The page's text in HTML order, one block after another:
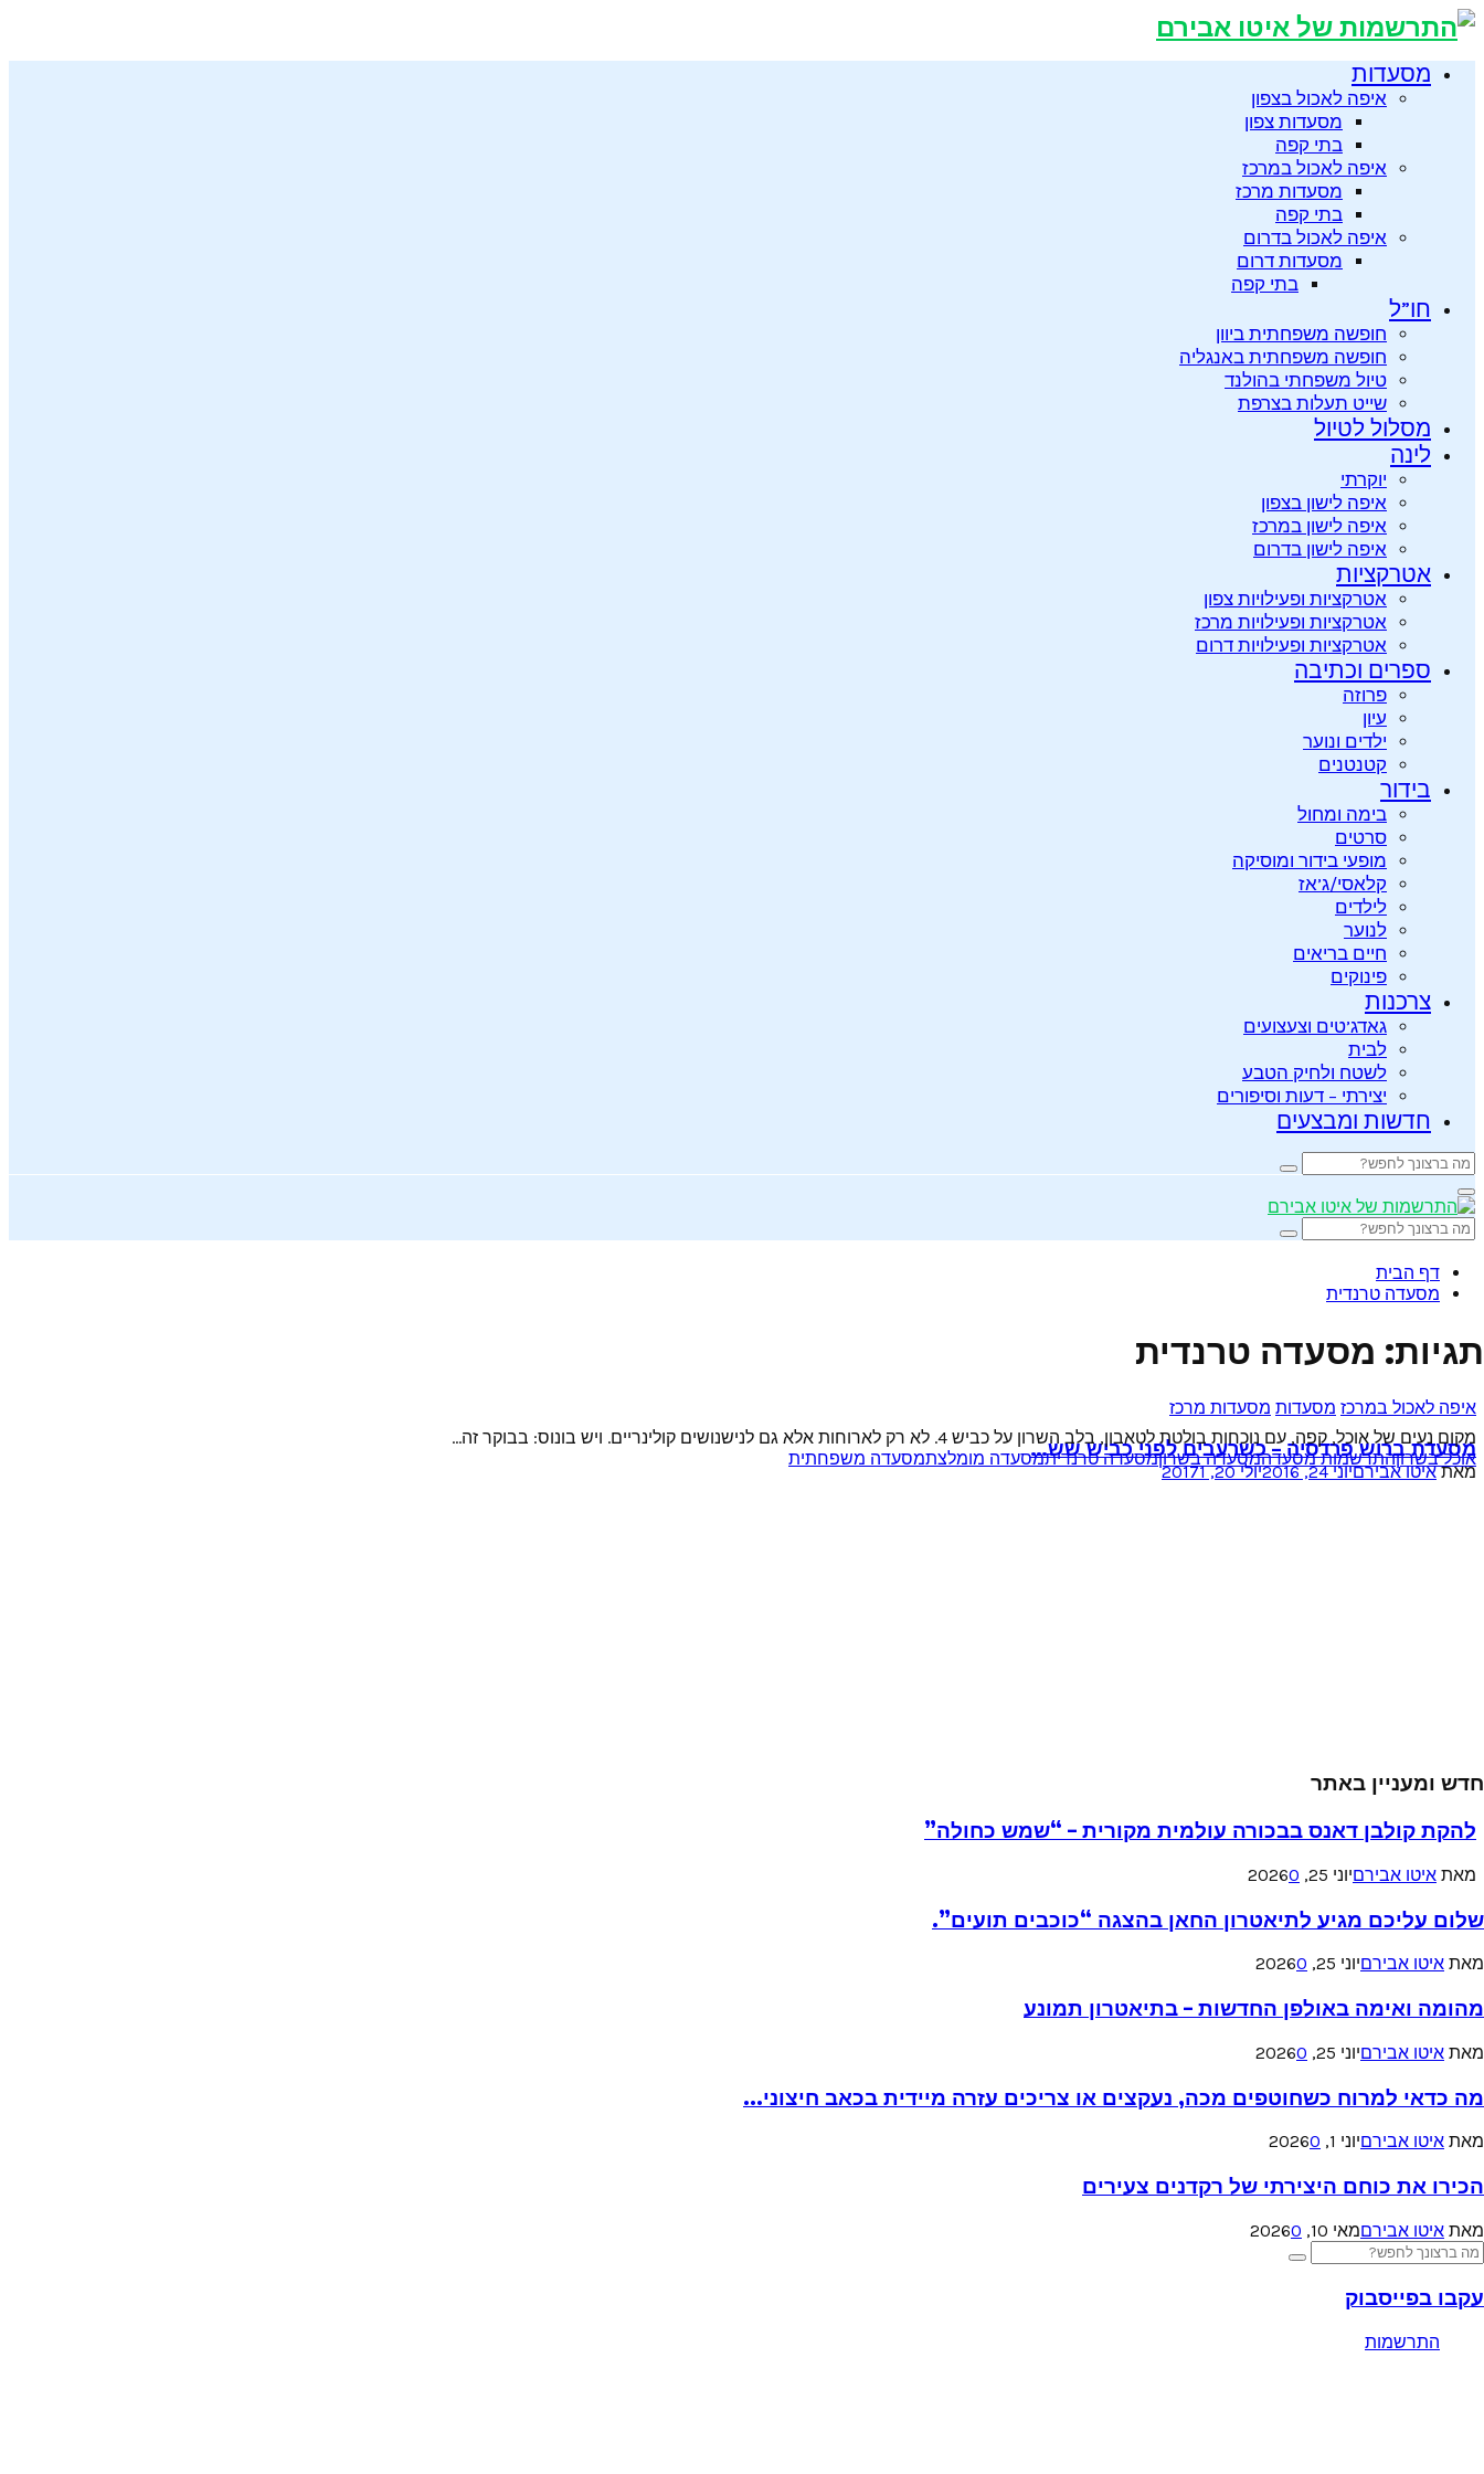
מסעדות
איפה לאכול בצפון
מסעדות צפון
בתי קפה
איפה לאכול במרכז
מסעדות מרכז
בתי קפה
איפה לאכול בדרום
מסעדות דרום
בתי קפה
חו”ל
חופשה משפחתית ביוון
חופשה משפחתית באנגליה
טיול משפחתי בהולנד
שייט תעלות בצרפת
מסלול לטיול
לינה
יוקרתי
איפה לישון בצפון
איפה לישון במרכז
איפה לישון בדרום
אטרקציות
אטרקציות ופעילויות צפון
אטרקציות ופעילויות מרכז
אטרקציות ופעילויות דרום
ספרים וכתיבה
פרוזה
עיון
ילדים ונוער
קטנטנים
בידור
בימה ומחול
סרטים
מופעי בידור ומוסיקה
קלאסי/ג’אז
לילדים
לנוער
חיים בריאים
פינוקים
צרכנות
גאדג’טים וצעצועים
לבית
לשטח ולחיק הטבע
יצירתי – דעות וסיפורים
חדשות ומבצעים
Search
for:
Search
Primary
Menu
Search
for:
Search
דף הבית
מסעדה טרנדית
תגיות: מסעדה טרנדית
איפה לאכול במרכז מסעדות מסעדות מרכז
מסעדת ברוש פרדסיה – כשרעבים לפני כביש שש…
מאתאיטו אבירםיוני 24, 2016 יולי 20, 2017 1
מקום נעים של אוכל, קפה, עם נוכחות בולטת לטאבון, בלב השרון על כביש 4. לא רק לארוחות אלא גם לנישנושים קולינריים. ויש בונוס: בבוקר זה...
אוכל בשרוןהתרשמות מסעדהמסעדה בשרוןמסעדה טרנדיתמסעדה מומלצתמסעדה משפחתית
חדש ומעניין באתר
להקת קולבן דאנס בבכורה עולמית מקורית – “שמש כחולה”
מאת איטו אבירםיוני 25, 2026 0
שלום עליכם מגיע לתיאטרון החאן בהצגה “כוכבים תועים”.
מאת איטו אבירםיוני 25, 2026 0
מהומה ואימה באולפן החדשות – בתיאטרון תמונע
מאת איטו אבירםיוני 25, 2026 0
מה כדאי למרוח כשחוטפים מכה, נעקצים או צריכים עזרה מיידית בכאב חיצוני...
מאת איטו אבירםיוני 1, 2026 0
הכירו את כוחם היצירתי של רקדנים צעירים
מאת איטו אבירםמאי 10, 2026
0
Search
for:
Search
עקבו בפייסבוק
התרשמות